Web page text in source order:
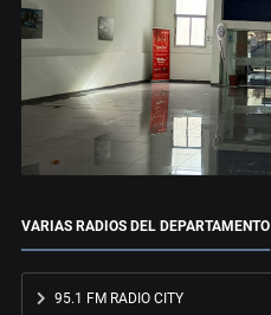
VARIAS RADIOS DEL DEPARTAMENTO
95.1 FM RADIO CITY